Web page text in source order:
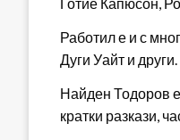
Работил е и с
Дуги Уайт и други.
Найден Тодоров
кратки разкази,